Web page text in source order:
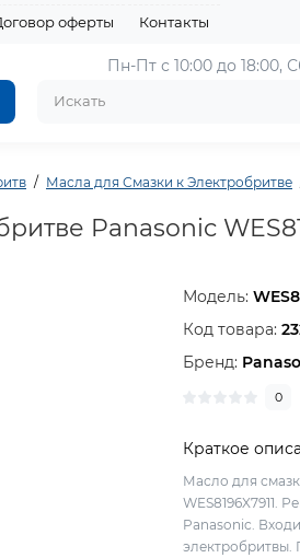
оферты Контакты
Пн-Пт с 10:00 до 18:00,
Масла для Смазки к Электробритве
Panasonic
Модель:
Код товара:
Бренд:
0
Краткое
Масло для
WES8196X7911.
Panasonic.